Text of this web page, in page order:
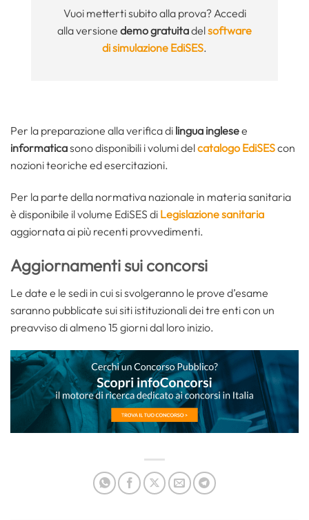
Vuoi metterti subito alla prova? Accedi
alla versione demo gratuitadelsoftware
di simulazione EdiSES.
Per la preparazione alla verifica di lingua inglesee
informaticasono disponibili i volumi delcatalogo EdiSEScon
nozioni teoriche ed esercitazioni.
Per la parte della normativa nazionale in materia sanitaria
è disponibile il volume EdiSES di Legislazione sanitaria
aggiornata ai più recenti provvedimenti.
Aggiornamenti sui concorsi
Le date e le sedi in cui si svolgeranno le prove d’esame
saranno pubblicate sui siti istituzionali dei tre enti con un
preavviso di almeno 15 giorni dal loro inizio.